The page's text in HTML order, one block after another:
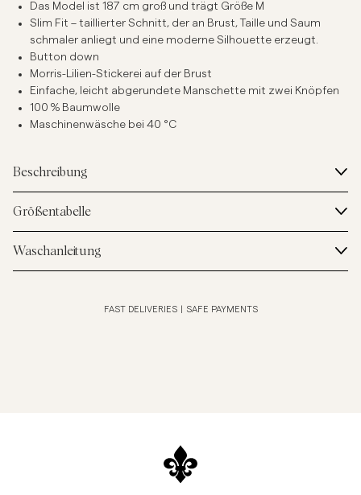
Das Model ist 187 cm groß und trägt Größe M
Slim Fit – taillierter Schnitt, der an Brust, Taille und Saum
schmaler anliegt und eine moderne Silhouette erzeugt.
Button down
Morris-Lilien-Stickerei auf der Brust
Einfache, leicht abgerundete Manschette mit zwei Knöpfen
100 % Baumwolle
Maschinenwäsche bei 40 °C
Beschreibung
Größentabelle
Waschanleitung
FAST DELIVERIES SAFE PAYMENTS